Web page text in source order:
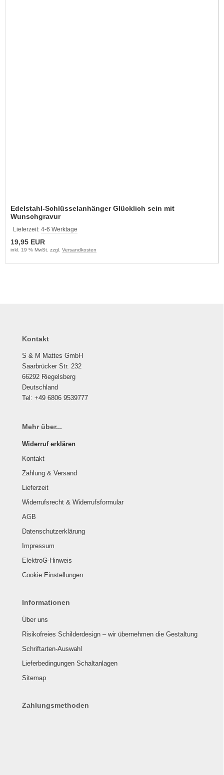
Edelstahl-Schlüsselanhänger Glücklich sein mit
Wunschgravur
Lieferzeit: 4-6 Werktage
19,95 EUR
inkl. 19 % MwSt. zzgl. Versandkosten
Kontakt
S & M Mattes GmbH
Saarbrücker Str. 232
66292 Riegelsberg
Deutschland
Tel: +49 6806 9539777
Mehr über...
Widerruf erklären
Kontakt
Zahlung & Versand
Lieferzeit
Widerrufsrecht & Widerrufsformular
AGB
Datenschutzerklärung
Impressum
ElektroG-Hinweis
Cookie Einstellungen
Informationen
Über uns
Risikofreies Schilderdesign – wir übernehmen die Gestaltung
Schriftarten-Auswahl
Lieferbedingungen Schaltanlagen
Sitemap
Zahlungsmethoden